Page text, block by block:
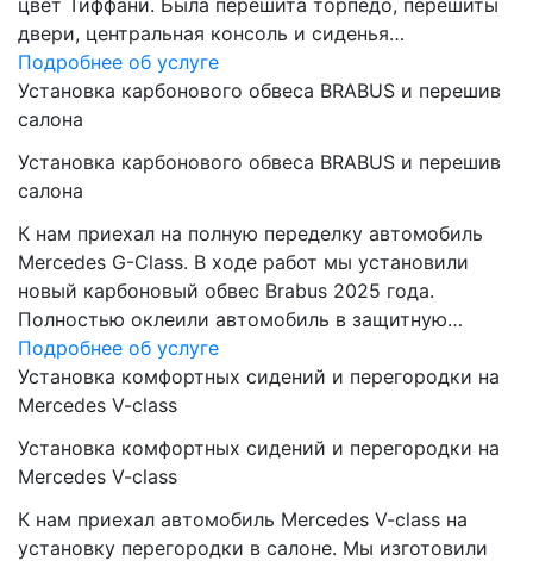
цвет Тиффани. Была перешита торпедо, перешиты
двери, центральная консоль и сиденья…
Подробнее об услуге
Установка карбонового обвеса BRABUS и перешив
салона
Установка карбонового обвеса BRABUS и перешив
салона
К нам приехал на полную переделку автомобиль
Mercedes G-Class. В ходе работ мы установили
новый карбоновый обвес Brabus 2025 года.
Полностью оклеили автомобиль в защитную…
Подробнее об услуге
Установка комфортных сидений и перегородки на
Mercedes V-class
Установка комфортных сидений и перегородки на
Mercedes V-class
К нам приехал автомобиль Mercedes V-class на
установку перегородки в салоне. Мы изготовили